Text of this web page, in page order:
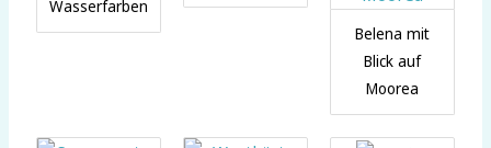
Wasserfarben
Belena mit
Blick auf
Moorea